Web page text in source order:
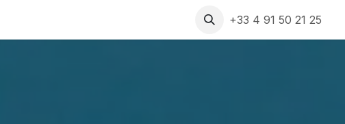
Recrutement
+33 4 91 50 21 25